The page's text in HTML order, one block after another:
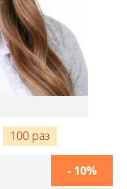
100 раз
- 10%